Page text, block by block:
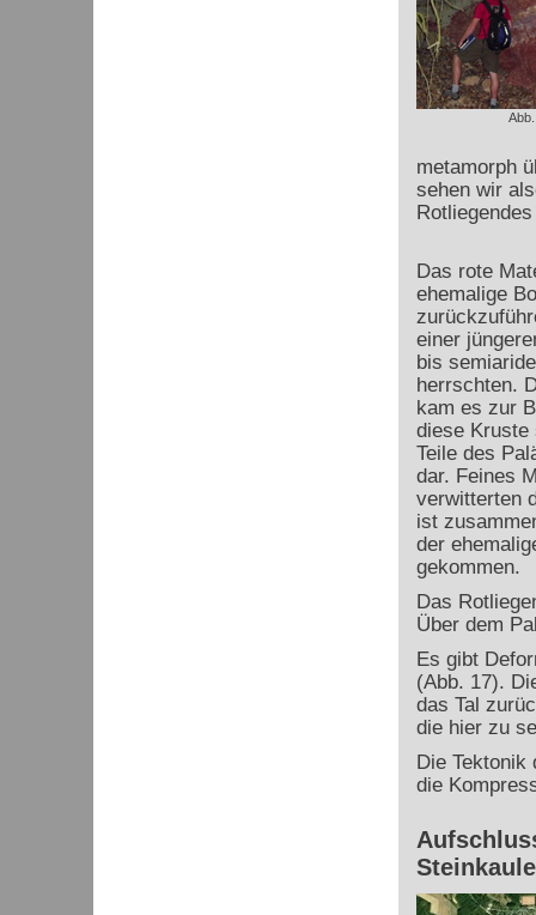
metamorph
sehen wir
Das rote
ehemalige
einer
bis
herrschten.
kam es zur
diese Kruste
Teile des
dar. Feines
verwitterten
ist
der
gekommen.
Das
Über dem
Es gibt
(Abb. 17).
das Tal
die hier zu
Die Tektonik
die